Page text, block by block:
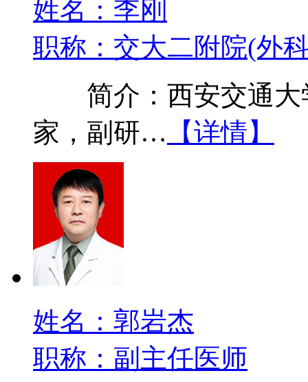
姓名：李刚
职称：交大二附院(外
简介：西安交通大
家，副研… 【详情】
姓名：郭岩杰
职称：副主任医师